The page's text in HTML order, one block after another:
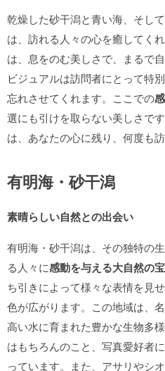
乾燥した砂干潟と青い海、そし
は、訪れる人々の心を癒してく
は、息をのむ美しさで、まるで
ビジュアルは訪問者にとって特
忘れさせてくれます。ここでの
選にも引けを取らない美しさで
は、あなたの心に残り、何度も
有明海・砂干潟
素晴らしい自然との出会い
有明海・砂干潟は、その独特の
る人々に感動を与える大自然の
ち引きによって様々な表情を見
色が広がります。この地域は、
高い水に育まれた豊かな生物多
はもちろんのこと、写真愛好者
っています。また、アサリやシ